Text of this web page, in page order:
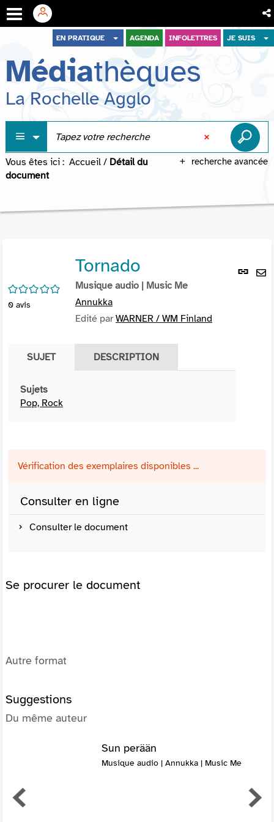
menu
contenu
recherche
EN PRATIQUE AGENDA INFOLETTRES JE SUIS
Médiathèques
La Rochelle Agglo
recherche avancée
Vous êtes ici : Accueil / Détail du
document
Lien
/5
0 avis
Tornado
Musique audio | Music Me
Annukka
Edité parWARNER / WM Finland
SUJET DESCRIPTION
Sujets
Pop, Rock
Vérification des exemplaires disponibles ...
Consulter en ligne
Consulter le document
Se procurer le document
Autre format
Suggestions
Du même auteur
Sun perään
Musique audio | Annukka | Music Me